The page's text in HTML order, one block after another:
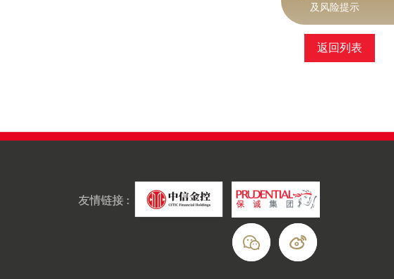
返回列表
友情链接 :
及风险提示